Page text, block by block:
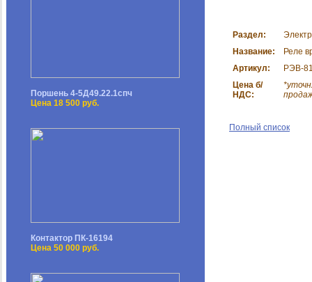
Поршень 4-5Д49.22.1спч
Цена 18 500 руб.
Контактор ПК-16194
Цена 50 000 руб.
Раздел:
Название:
Реле
Артикул:
РЭВ-
Цена б/
НДС:
Полный список